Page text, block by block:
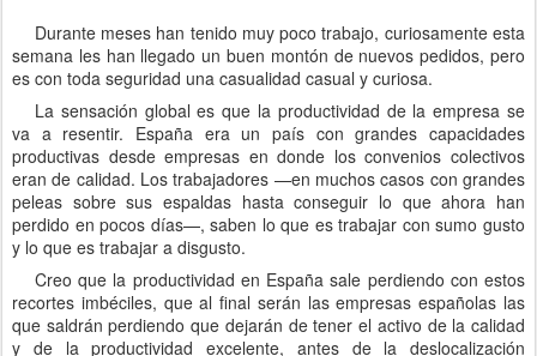
Durante meses han tenido muy poco trabajo, curiosamente esta
semana les han llegado un buen montón de nuevos pedidos, pero
es con toda seguridad una casualidad casual y curiosa.
La sensación global es que la productividad de la empresa se
va a resentir. España era un país con grandes capacidades
productivas desde empresas en donde los convenios colectivos
eran de calidad. Los trabajadores —en muchos casos con grandes
peleas sobre sus espaldas hasta conseguir lo que ahora han
perdido en pocos días—, saben lo que es trabajar con sumo gusto
y lo que es trabajar a disgusto.
Creo que la productividad en España sale perdiendo con estos
recortes imbéciles, que al final serán las empresas españolas las
que saldrán perdiendo que dejarán de tener el activo de la calidad
y de la productividad excelente, antes de la deslocalización